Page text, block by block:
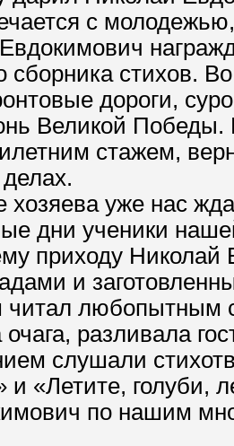
с
сборника стихов.
дороги,
Великой Победы.
стажем,
хозяева уже нас
дни ученики
приходу
и
читал любопытным
разливала
слушали
«Летите, голуби,
по нашим